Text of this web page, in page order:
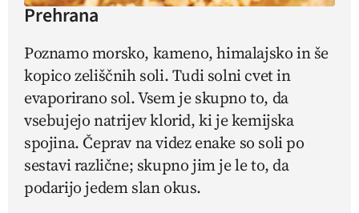
Prehrana
Poznamo morsko, kameno, himalajsko in še
kopico zeliščnih soli. Tudi solni cvet in
evaporirano sol. Vsem je skupno to, da
vsebujejo natrijev klorid, ki je kemijska
spojina. Čeprav na videz enake so soli po
sestavi različne; skupno jim je le to, da
podarijo jedem slan okus.